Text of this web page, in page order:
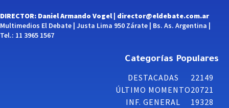
DIRECTOR: Daniel Armando Vogel | director@eldebate.com.ar
Multimedios El Debate | Justa Lima 950 Zárate | Bs. As. Argentina |
Tel.: 11 3965 1567
Categorías Populares
DESTACADAS
22149
ÚLTIMO MOMENTO20721
INF. GENERAL
19328